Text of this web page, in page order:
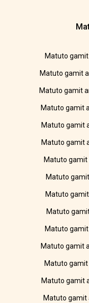
Matuto
Matuto gamit
Matuto gamit
Matuto gamit
Matuto gamit
Matuto gamit
Matuto gamit
Matuto
Matuto
Matuto
Matuto
Matuto gamit
Matuto gamit
Matuto gamit
Matuto gamit